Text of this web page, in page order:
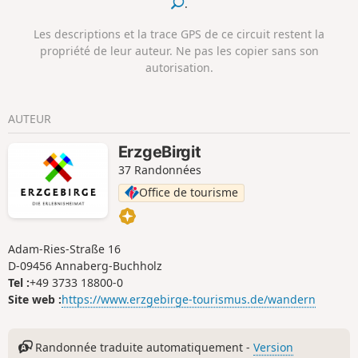
sentier redescend ensuite dans la vallée de la
vues sur Zwönitz et la forêt de Geyerschen. En passant par
continue jusqu’au Hammerteich et sa cascade. En chemin,
les randonneurs découvrent des lieux légendaires tels que
le « Cavalier sans tête », profitent de vues s'étendant jusqu'à
vestige impressionnant de l'ancienne ligne ferroviaire vers
Scheibenberg, constitue un point fort particulier, avant que
le sentier ne ramène à Zwönitz en passant par des traces
de l'histoire minière.
.
Les descriptions et la trace GPS de ce circuit restent la
propriété de leur auteur. Ne pas les copier sans son
autorisation.
AUTEUR
ErzgeBirgit
37 Randonnées
Office de tourisme
Adam-Ries-Straße 16
D-09456 Annaberg-Buchholz
Tel :+49 3733 18800-0
Site web :https://www.erzgebirge-tourismus.de/wandern
Randonnée traduite automatiquement -Version